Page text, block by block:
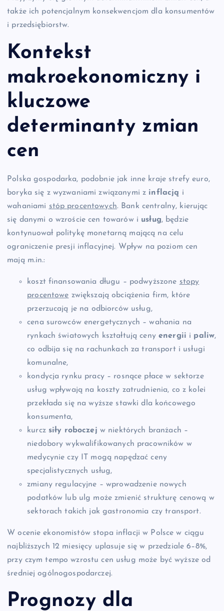
także ich potencjalnym konsekwencjom dla konsumentów
i przedsiębiorstw.
Kontekst
makroekonomiczny i
kluczowe
determinanty zmian
cen
Polska gospodarka, podobnie jak inne kraje strefy euro,
boryka się z wyzwaniami związanymi z inflacją i
wahaniami stóp procentowych. Bank centralny, kierując
się danymi o wzroście cen towarów i usług, będzie
kontynuował politykę monetarną mającą na celu
ograniczenie presji inflacyjnej. Wpływ na poziom cen
mają m.in.:
koszt finansowania długu – podwyższone stopy
procentowe zwiększają obciążenia firm, które
przerzucają je na odbiorców usług,
cena surowców energetycznych – wahania na
rynkach światowych kształtują cenyenergii i paliw,
co odbija się na rachunkach za transport i usługi
komunalne,
kondycja rynku pracy – rosnące płace w sektorze
usług wpływają na koszty zatrudnienia, co z kolei
przekłada się na wyższe stawki dla końcowego
konsumenta,
kurcz siły roboczej w niektórych branżach –
niedobory wykwalifikowanych pracowników w
medycynie czy IT mogą napędzać ceny
specjalistycznych usług,
zmiany regulacyjne – wprowadzenie nowych
podatków lub ulg może zmienić strukturę cenową w
sektorach takich jak gastronomia czy transport.
W ocenie ekonomistów stopa inflacji w Polsce w ciągu
najbliższych 12 miesięcy uplasuje się w przedziale 6–8%,
przy czym tempo wzrostu cen usług może być wyższe od
średniej ogólnogospodarczej.
Prognozy dla